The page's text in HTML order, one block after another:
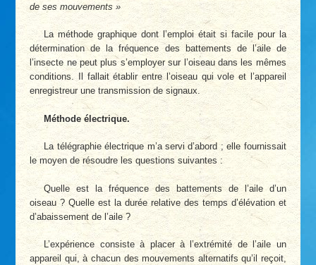
de ses mouvements
La méthode graphique dont l’emploi était si facile pour la
détermination de la fréquence des battements de l’aile de
l’insecte ne peut plus s’employer sur l’oiseau dans les mêmes
conditions. Il fallait établir entre l’oiseau qui vole et l’appareil
enregistreur une transmission de signaux.
Méthode électrique.
La télégraphie électrique m’a servi d’abord ; elle fournissait
le moyen de résoudre les questions suivantes :
Quelle est la fréquence des battements de l’aile d’un
oiseau ? Quelle est la durée relative des temps d’élévation et
d’abaissement de l’aile ?
L’expérience consiste à placer à l’extrémité de l’aile un
appareil qui, à chacun des mouvements alternatifs qu’il reçoit,